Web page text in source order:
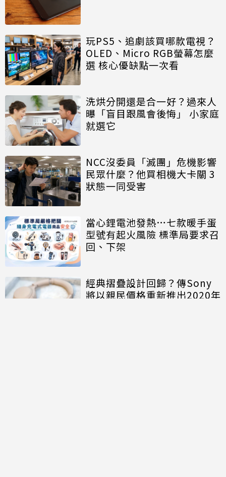
玩PS5、追劇該買哪款電視？
OLED、Micro RGB螢幕怎麼
選 核心優缺點一次看
洗烘分開還是合一好？過來人
曝「盲目跟風會後悔」 小家庭
就選它
NCC沒委員「滅團」危機影響
民眾什麼？他買相機大卡關 3
狀態一同受害
當心鋰電池發熱…七款暖手蛋
型號有起火風險 標準局要求召
回、下架
經典摺疊設計回歸？傳Sony
將以親民價格重新推出2020年